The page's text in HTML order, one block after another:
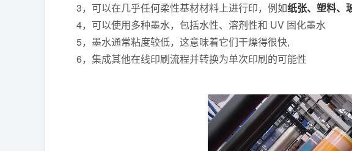
3，可以在几乎任何柔性基材材料上进行印，例如纸张、塑料、
4，可以使用多种墨水，包括水性、溶剂性和 UV 固化墨水
5，墨水通常粘度较低，这意味着它们干燥得很快,
6，集成其他在线印刷流程并转换为单次印刷的可能性